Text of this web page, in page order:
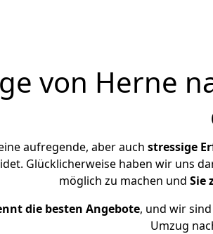
von Herne
aufregende, aber auch stressige
Glücklicherweise haben wir uns
möglich zu machen und Sie
die besten Angebote, und wir
Umzug